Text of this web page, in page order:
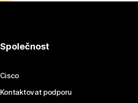
Společnost
Cisco
Kontaktovat podporu